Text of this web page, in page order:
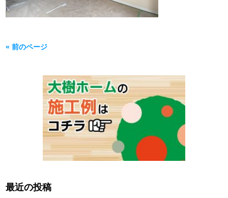
« 前のページ
最近の投稿